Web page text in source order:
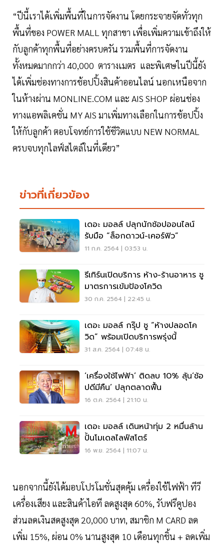
“ปีนี้เราได้เพิ่มพื้นที่ในการจัดงาน โดยกระจายจัดทั่วทุก
พื้นที่ของ POWER MALL ทุกสาขา เพื่อเพิ่มความเข้าถึงให้
กับลูกค้าทุกพื้นที่อย่างครบครัน รวมพื้นที่การจัดงาน
ทั้งหมดมากกว่า 40,000 ตารางเมตร และพิเศษในปีนี้ยัง
ได้เพิ่มช่องทางการช้อปปิ้งสินค้าออนไลน์ นอกเหนือจาก
ในห้างผ่าน MONLINE.COM และ AIS SHOP ผ่อนช่อง
ทางแอพลิเคชั่น MY AIS มาเพิ่มทางเลือกในการช้อปปิ้ง
ให้กับลูกค้า ตอบโจทย์การใช้ชีวิตแบบ NEW NORMAL
ครบจบทุกไลฟ์สไตล์ในที่เดียว”
ข่าวที่เกี่ยวข้อง
เดอะ มอลล์ ปลุกนักช้อปออนไลน์
รับมือ “ล็อกดาวน์-เคอร์ฟิว”
11 ก.ค. 2564 | 03:53 น.
รีเทิร์นเปิดบริการ ห้าง-ร้านอาหาร ชู
มาตรการเข้มป้องโควิด
30 ก.ค. 2564 | 22:45 น.
เดอะ มอลล์ กรุ๊ป ชู “ห้างปลอดโค
วิด” พร้อมเปิดบริการพรุ่งนี้
31 ส.ค. 2564 | 07:48 น.
‘เครื่องใช้ไฟฟ้า’ ติดลบ 10% ลุ้น‘ช้อ
ปดีมีคืน’ ปลุกตลาดฟื้น
16 ต.ค. 2564 | 21:10 น.
เดอะ มอลล์ เดินหน้าทุ่ม 2 หมื่นล้าน
ปั้นโมเดลไลฟ์สโตร์
16 พ.ย. 2564 | 11:07 น.
นอกจากนี้ยังได้มอบโปรโมชั่นสุดคุ้ม เครื่องใช้ไฟฟ้า ทีวี
เครื่องเสียง และสินค้าไอที ลดสูงสุด 60%, รับฟรีคูปอง
ส่วนลดเงินสดสูงสุด 20,000 บาท, สมาชิก M CARD ลด
เพิ่ม 15%, ผ่อน 0% นานสูงสุด 10 เดือนทุกชิ้น + ลดเพิ่ม